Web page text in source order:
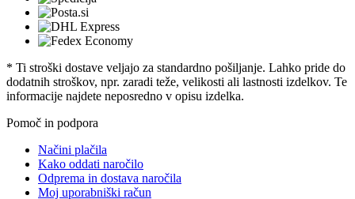
* Ti stroški dostave veljajo za standardno pošiljanje. Lahko pride do
dodatnih stroškov, npr. zaradi teže, velikosti ali lastnosti izdelkov. Te
informacije najdete neposredno v opisu izdelka.
Pomoč in podpora
Načini plačila
Kako oddati naročilo
Odprema in dostava naročila
Moj uporabniški račun